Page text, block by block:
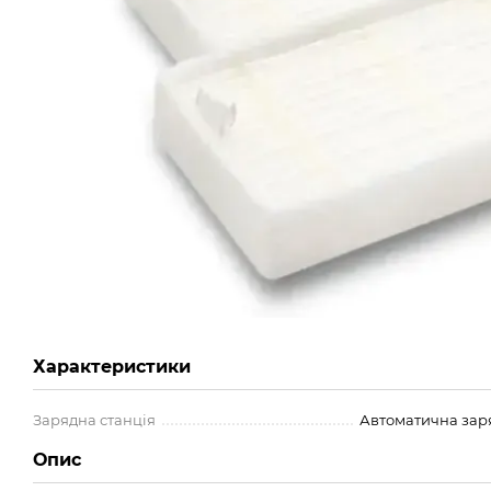
Характеристики
Зарядна станція Автоматична
Опис